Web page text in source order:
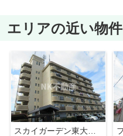
エリアの近い物件
スカイガーデン東大阪（鴻池新田賃貸）